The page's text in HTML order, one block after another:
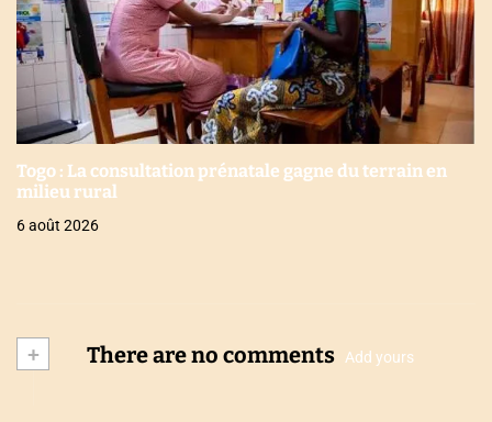
Togo : La consultation prénatale gagne du terrain en
milieu rural
6 août 2026
+ There are no comments Add yours